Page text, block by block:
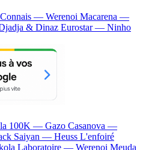
— Werenoi Macarena —
& Dinaz Eurostar — Ninho
100K — Gazo Casanova —
Saiyan — Heuss L'enfoiré
Laboratoire — Werenoi Meuda